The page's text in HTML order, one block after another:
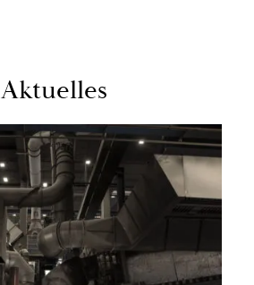
Ak­tu­el­les